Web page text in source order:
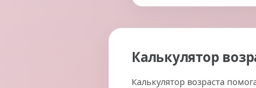
Калькулятор
Калькулятор возраста